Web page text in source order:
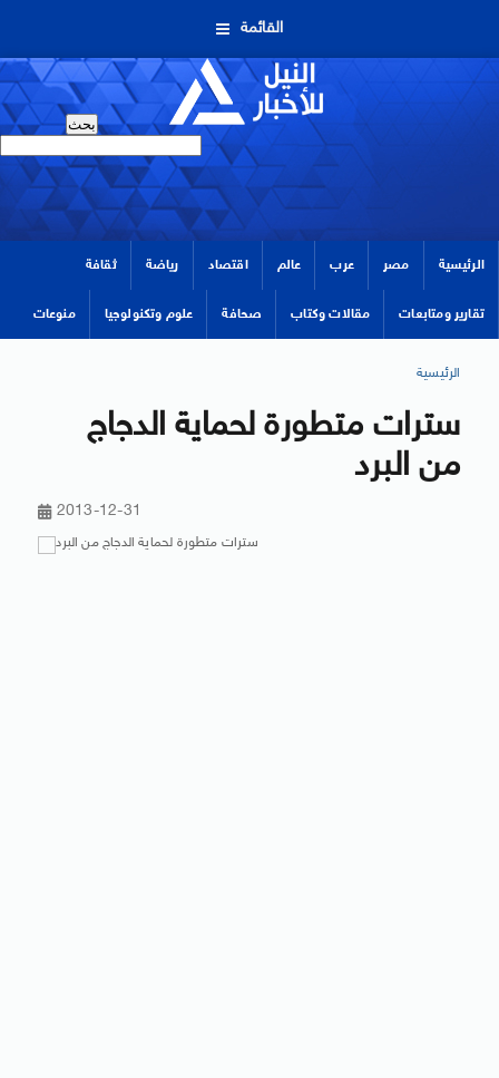
القائمة
الرئيسية مصر عرب عالم اقتصاد رياضة ثقافة
تقارير ومتابعات مقالات وكتاب صحافة علوم وتكنولوجيا منوعات
الرئيسية
سترات متطورة لحماية الدجاج
من البرد
2013-12-31